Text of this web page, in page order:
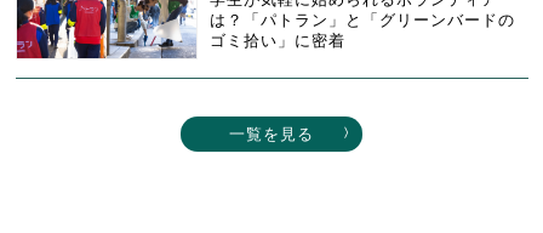
は？「パトラン」と「グリーンバードの
ゴミ拾い」に密着
一覧を見る